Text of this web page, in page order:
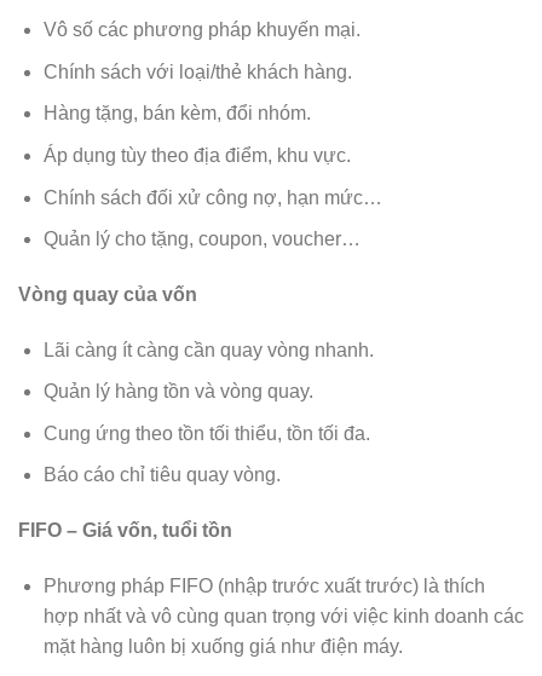
Vô số các phương pháp khuyến mại.
Chính sách với loại/thẻ khách hàng.
Hàng tặng, bán kèm, đổi nhóm.
Áp dụng tùy theo địa điểm, khu vực.
Chính sách đối xử công nợ, hạn mức…
Quản lý cho tặng, coupon, voucher…
Vòng quay của vốn
Lãi càng ít càng cần quay vòng nhanh.
Quản lý hàng tồn và vòng quay.
Cung ứng theo tồn tối thiểu, tồn tối đa.
Báo cáo chỉ tiêu quay vòng.
FIFO – Giá vốn, tuổi tồn
Phương pháp FIFO (nhập trước xuất trước) là thích
hợp nhất và vô cùng quan trọng với việc kinh doanh các
mặt hàng luôn bị xuống giá như điện máy.